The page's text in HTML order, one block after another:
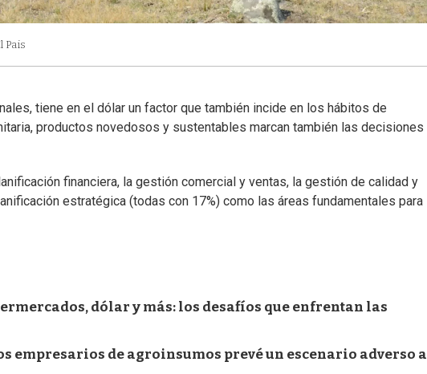
Pais
tiene en el dólar un factor que también incide en los hábitos de
productos novedosos y sustentables marcan también las decisiones
financiera, la gestión comercial y ventas, la gestión de calidad y
estratégica (todas con 17%) como las áreas fundamentales para
dólar y más: los desafíos que enfrentan las
empresarios de agroinsumos prevé un escenario adverso a